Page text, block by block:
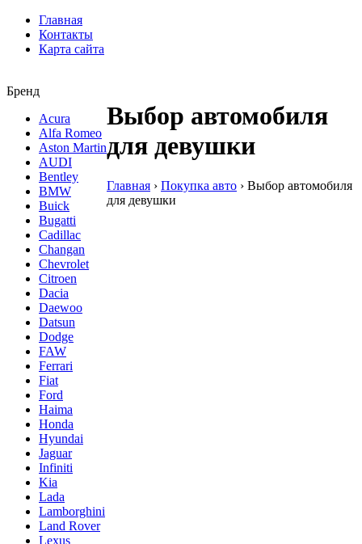
Главная
Контакты
Карта сайта
Бренд
Acura
Alfa Romeo
Aston Martin
AUDI
Bentley
BMW
Buick
Bugatti
Cadillac
Changan
Chevrolet
Citroen
Dacia
Daewoo
Datsun
Dodge
FAW
Ferrari
Fiat
Ford
Haima
Honda
Hyundai
Jaguar
Infiniti
Kia
Lada
Lamborghini
Land Rover
Lexus
Выбор автомобиля
для девушки
Главная › Покупка авто › Выбор автомобиля
для девушки